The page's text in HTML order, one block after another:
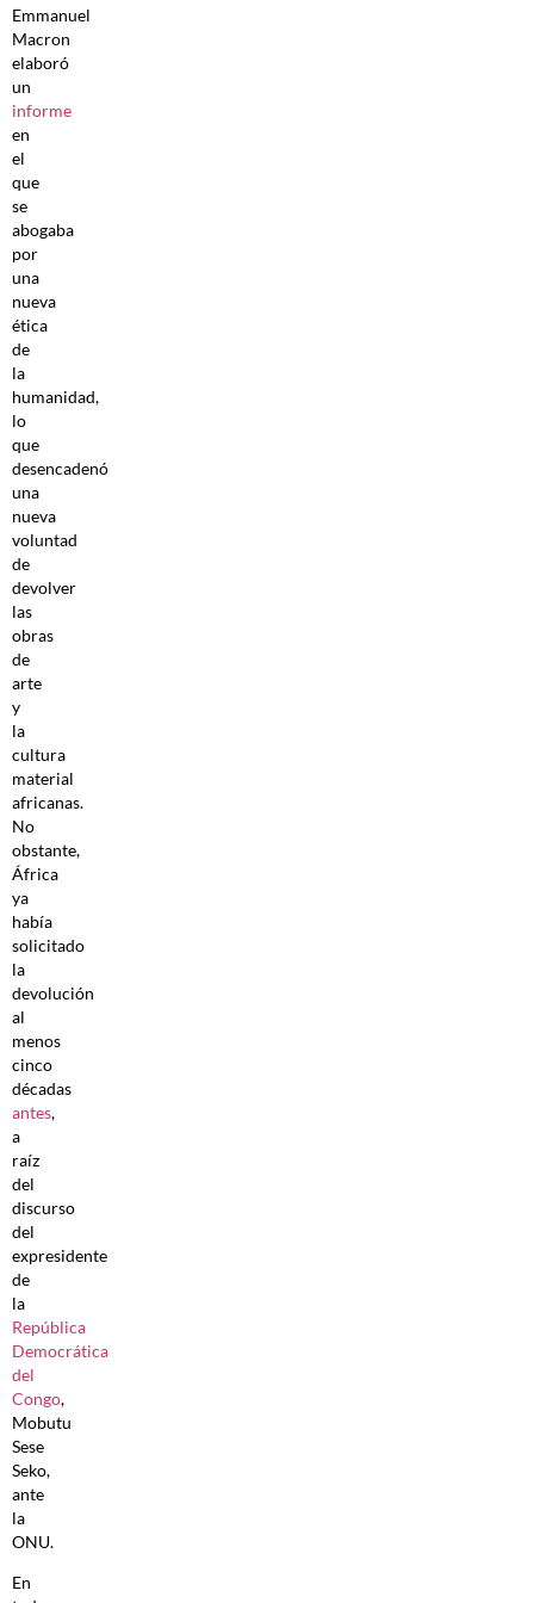
Emmanuel
Macron
elaboró
un
informe
en
el
que
se
abogaba
por
una
nueva
ética
de
la
humanidad,
lo
que
desencadenó
una
nueva
voluntad
de
devolver
las
obras
de
arte
y
la
cultura
material
africanas.
No
obstante,
África
ya
había
solicitado
la
devolución
al
menos
cinco
décadas
antes,
a
raíz
del
discurso
del
expresidente
de
la
República
Democrática
del
Congo,
Mobutu
Sese
Seko,
ante
la
ONU.
En